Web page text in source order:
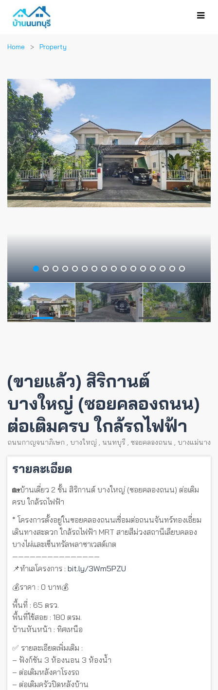
Home Property
(ขายแล้ว) สิริกานต์
บางใหญ่ (ซอยคลองถนน)
ต่อเติมครบ ใกล้รถไฟฟ้า
ถนนกาญจนาภิเษก , บางใหญ่ , นนทบุรี , ซอยคลองถนน , บางแม่นาง
รายละเอียด
🏡บ้านเดี่ยว 2 ชั้น สิริกานต์ บางใหญ่ (ซอยคลองถนน) ต่อเติม
ครบ ใกล้รถไฟฟ้า
* โครงการตั้งอยู่ในซอยคลองถนนเชื่อมต่อถนนจันทร์ทองเอี่ยม
เดินทางสะดวก ใกล้รถไฟฟ้า MRT สายสีม่วงสถานีเลียบคลอง
บางไผ่และเซ็นทรัลพลาซาเวสต์เกต
———————————————
📌ทำเลโครงการ : bit.ly/3Wm5PZU
💰ราคา : 0 บาท💰
พื้นที่ : 65 ตรว.
พื้นที่ใช้สอย : 180 ตรม.
บ้านหันหน้า : ทิศเหนือ
✅ รายละเอียดเพิ่มเติม :
– ฟังก์ชัน 3 ห้องนอน 3 ห้องน้ำ
– ต่อเติมหลังคาโรงรถ
– ต่อเติมครัวปิดหลังบ้าน